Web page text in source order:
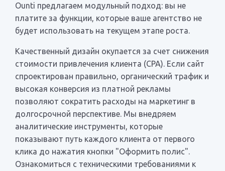
Ounti предлагаем модульный подход: вы не
платите за функции, которые ваше агентство не
будет использовать на текущем этапе роста.
Качественный дизайн окупается за счет снижения
стоимости привлечения клиента (CPA). Если сайт
спроектирован правильно, органический трафик и
высокая конверсия из платной рекламы
позволяют сократить расходы на маркетинг в
долгосрочной перспективе. Мы внедряем
аналитические инструменты, которые
показывают путь каждого клиента от первого
клика до нажатия кнопки "Оформить полис".
Ознакомиться с техническими требованиями к